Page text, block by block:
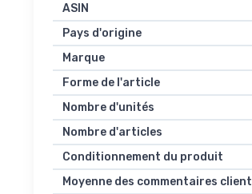
ASIN
Pays d'origine
Marque
Forme de l'article
Nombre d'unités
Nombre d'articles
Conditionnement du produit
Moyenne des commentaires client